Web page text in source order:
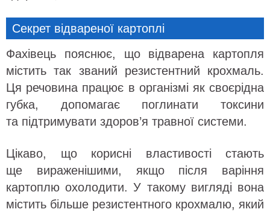
Секрет відвареної картоплі
Фахівець пояснює, що відварена картопля
містить так званий резистентний крохмаль.
Ця речовина працює в організмі як своєрідна
губка, допомагає поглинати токсини
та підтримувати здоров’я травної системи.
Цікаво, що корисні властивості стають
ще вираженішими, якщо після варіння
картоплю охолодити. У такому вигляді вона
містить більше резистентного крохмалю, який